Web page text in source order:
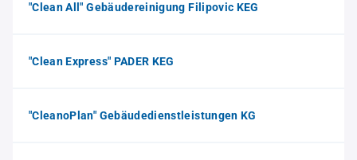
"Clean All" Gebäudereinigung Filipovic KEG
"Clean Express" PADER KEG
"CleanoPlan" Gebäudedienstleistungen KG